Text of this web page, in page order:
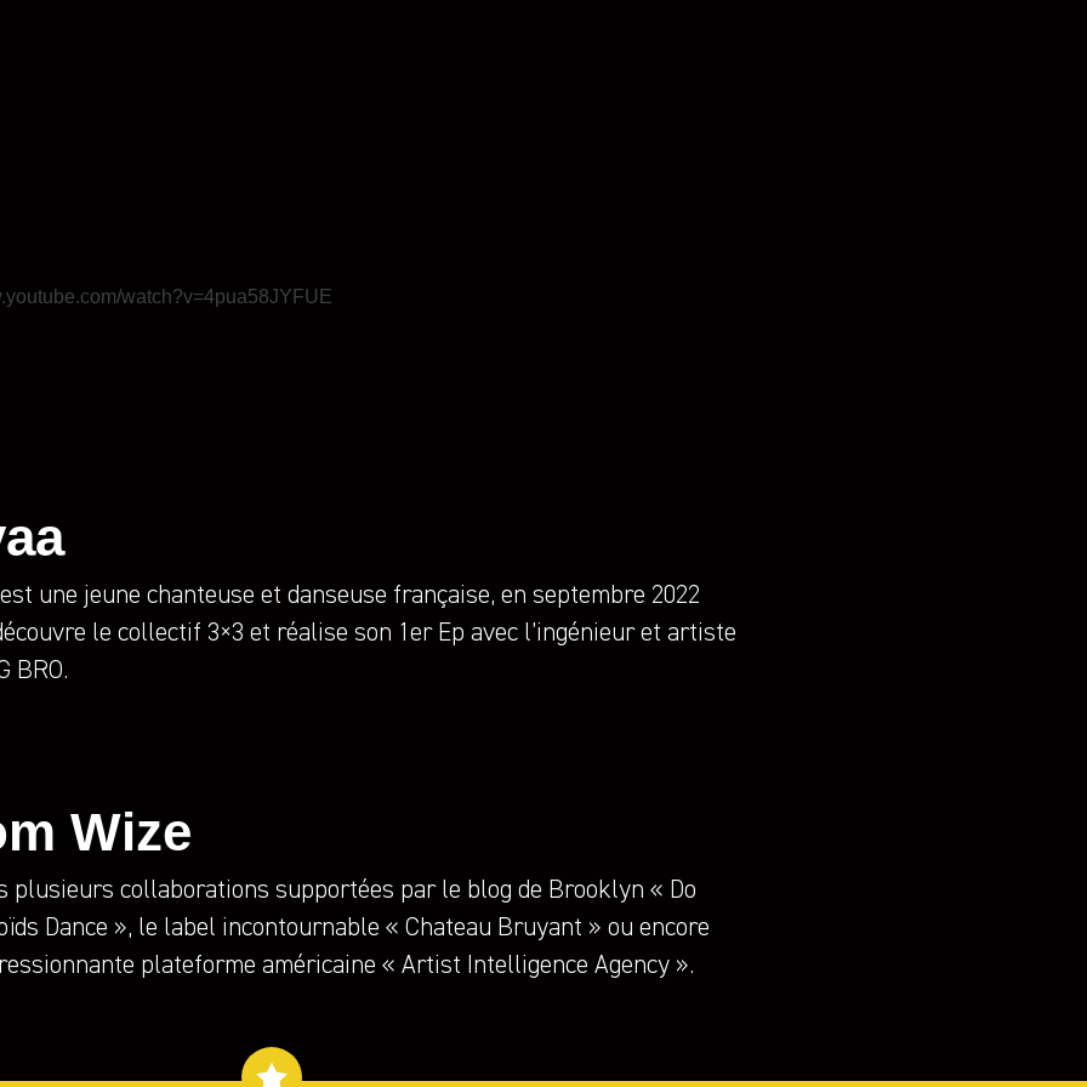
watch?v=4pua58JYFUE
est une jeune chanteuse et danseuse française, en septembre 2022
le collectif 3×3 et réalise son 1er Ep avec l’ingénieur et artiste
BRO.
Wize
plusieurs collaborations supportées par le blog de Brooklyn « Do
Dance », le label incontournable « Chateau Bruyant » ou encore
plateforme américaine « Artist Intelligence Agency ».